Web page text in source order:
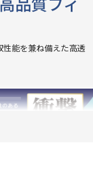
能を兼ね備えた高透